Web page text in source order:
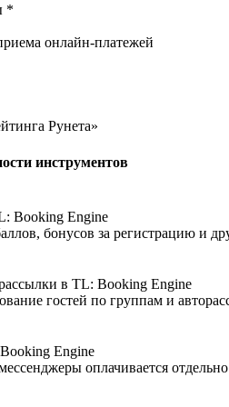
онлайн-платежей
Рунета»
инструментов
Booking Engine
бонусов за регистрацию и
в TL: Booking Engine
гостей по группам и
Engine
оплачивается отдельно